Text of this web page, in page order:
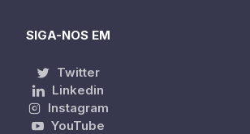
SIGA-NOS EM
Twitter
Linkedin
Instagram
YouTube